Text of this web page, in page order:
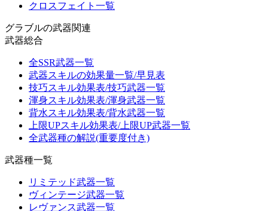
クロスフェイト一覧
グラブルの武器関連
武器総合
全SSR武器一覧
武器スキルの効果量一覧/早見表
技巧スキル効果表/技巧武器一覧
渾身スキル効果表/渾身武器一覧
背水スキル効果表/背水武器一覧
上限UPスキル効果表/上限UP武器一覧
全武器種の解説(重要度付き)
武器種一覧
リミテッド武器一覧
ヴィンテージ武器一覧
レヴァンス武器一覧